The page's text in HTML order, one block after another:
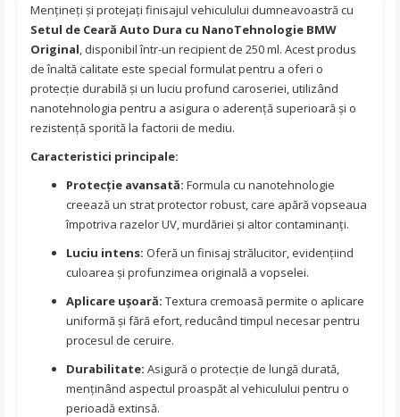
Mențineți și protejați finisajul vehiculului dumneavoastră cu
Setul de Ceară Auto Dura cu NanoTehnologie BMW
Original, disponibil într-un recipient de 250 ml. Acest produs
de înaltă calitate este special formulat pentru a oferi o
protecție durabilă și un luciu profund caroseriei, utilizând
nanotehnologia pentru a asigura o aderență superioară și o
rezistență sporită la factorii de mediu.
Caracteristici principale:
Protecție avansată: Formula cu nanotehnologie
creează un strat protector robust, care apără vopseaua
împotriva razelor UV, murdăriei și altor contaminanți.
Luciu intens: Oferă un finisaj strălucitor, evidențiind
culoarea și profunzimea originală a vopselei.
Aplicare ușoară: Textura cremoasă permite o aplicare
uniformă și fără efort, reducând timpul necesar pentru
procesul de ceruire.
Durabilitate: Asigură o protecție de lungă durată,
menținând aspectul proaspăt al vehiculului pentru o
perioadă extinsă.